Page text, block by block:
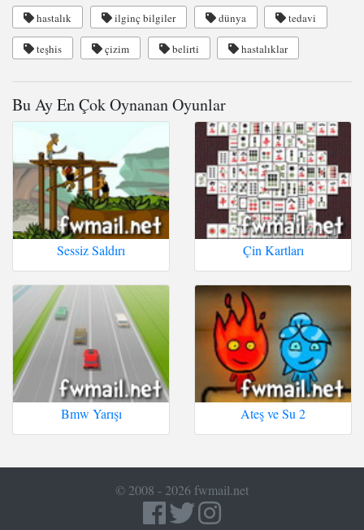
hastalık ilginç bilgiler dünya tedavi
teşhis çizim belirti hastalıklar
Bu Ay En Çok Oynanan Oyunlar
Sessiz Saldırı Çin Kartları
Bmw Yarışı Ateş ve Su 2
© 2008 - 2026 fwmail.net